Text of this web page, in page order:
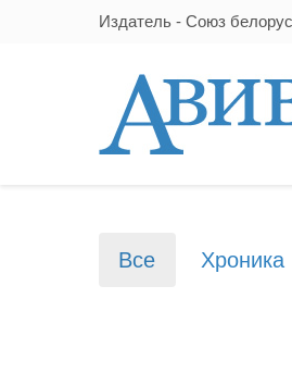
Издатель - Союз
Все Хроника